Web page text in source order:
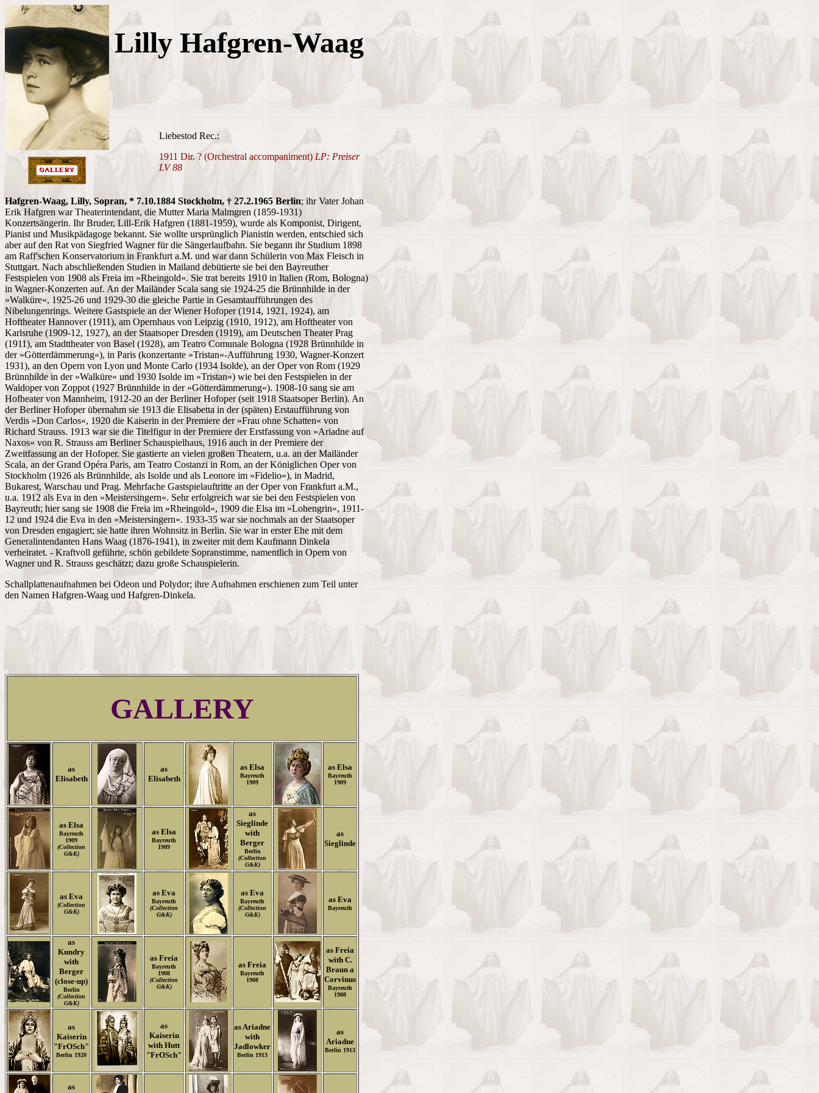
Lilly Hafgren-Waag
Liebestod Rec.:
1911 Dir. ? (Orchestral accompaniment) LP: Preiser
LV 88
Hafgren-Waag, Lilly, Sopran, * 7.10.1884 Stockholm, † 27.2.1965 Berlin; ihr Vater Johan
Erik Hafgren war Theaterintendant, die Mutter Maria Malmgren (1859-1931)
Konzertsängerin. Ihr Bruder, Lill-Erik Hafgren (1881-1959), wurde als Komponist, Dirigent,
Pianist und Musikpädagoge bekannt. Sie wollte ursprünglich Pianistin werden, entschied sich
aber auf den Rat von Siegfried Wagner für die Sängerlaufbahn. Sie begann ihr Studium 1898
am Raff'schen Konservatorium in Frankfurt a.M. und war dann Schülerin von Max Fleisch in
Stuttgart. Nach abschließenden Studien in Mailand debütierte sie bei den Bayreuther
Festspielen von 1908 als Freia im »Rheingold«. Sie trat bereits 1910 in Italien (Rom, Bologna)
in Wagner-Konzerten auf. An der Mailänder Scala sang sie 1924-25 die Brünnhilde in der
»Walküre«, 1925-26 und 1929-30 die gleiche Partie in Gesamtaufführungen des
Nibelungenrings. Weitere Gastspiele an der Wiener Hofoper (1914, 1921, 1924), am
Hoftheater Hannover (1911), am Opernhaus von Leipzig (1910, 1912), am Hoftheater von
Karlsruhe (1909-12, 1927), an der Staatsoper Dresden (1919), am Deutschen Theater Prag
(1911), am Stadttheater von Basel (1928), am Teatro Comunale Bologna (1928 Brünnhilde in
der »Götterdämmerung«), in Paris (konzertante »Tristan«-Aufführung 1930, Wagner-Konzert
1931), an den Opern von Lyon und Monte Carlo (1934 Isolde), an der Oper von Rom (1929
Brünnhilde in der »Walküre« und 1930 Isolde im »Tristan«) wie bei den Festspielen in der
Waldoper von Zoppot (1927 Brünnhilde in der »Götterdämmerung«). 1908-10 sang sie am
Hofheater von Mannheim, 1912-20 an der Berliner Hofoper (seit 1918 Staatsoper Berlin). An
der Berliner Hofoper übernahm sie 1913 die Elisabetta in der (späten) Erstaufführung von
Verdis »Don Carlos«, 1920 die Kaiserin in der Premiere der »Frau ohne Schatten« von
Richard Strauss. 1913 war sie die Titelfigur in der Premiere der Erstfassung von »Ariadne auf
Naxos« von R. Strauss am Berliner Schauspielhaus, 1916 auch in der Premiere der
Zweitfassung an der Hofoper. Sie gastierte an vielen großen Theatern, u.a. an der Mailänder
Scala, an der Grand Opéra Paris, am Teatro Costanzi in Rom, an der Königlichen Oper von
Stockholm (1926 als Brünnhilde, als Isolde und als Leonore im »Fidelio«), in Madrid,
Bukarest, Warschau und Prag. Mehrfache Gastspielauftritte an der Oper von Frankfurt a.M.,
u.a. 1912 als Eva in den »Meistersingern«. Sehr erfolgreich war sie bei den Festspielen von
Bayreuth; hier sang sie 1908 die Freia im »Rheingold«, 1909 die Elsa im »Lohengrin«, 1911-
12 und 1924 die Eva in den »Meistersingern«. 1933-35 war sie nochmals an der Staatsoper
von Dresden engagiert; sie hatte ihren Wohnsitz in Berlin. Sie war in erster Ehe mit dem
Generalintendanten Hans Waag (1876-1941), in zweiter mit dem Kaufmann Dinkela
verheiratet. - Kraftvoll geführte, schön gebildete Sopranstimme, namentlich in Opern von
Wagner und R. Strauss geschätzt; dazu große Schauspielerin.
Schallplattenaufnahmen bei Odeon und Polydor; ihre Aufnahmen erschienen zum Teil unter
den Namen Hafgren-Waag und Hafgren-Dinkela.
GALLERY
as
Elisabeth
as
Elisabeth
as Elsa
Bayreuth
1909
as Elsa
Bayreuth
1909
as Elsa
Bayreuth
1909
(Collection
G&K)
as Elsa
Bayreuth
1909
as
Sieglinde
with
Berger
Berlin
(Collection
G&K)
as
Sieglinde
as Eva
(Collection
G&K)
as Eva
Bayreuth
(Collection
G&K)
as Eva
Bayreuth
(Collection
G&K)
as Eva
Bayreuth
as
Kundry
with
Berger
(close-up)
Berlin
(Collection
G&K)
as Freia
Bayreuth
1908
(Collection
G&K)
as Freia
Bayreuth
1908
as Freia
with C.
Braun a
Corvinus
Bayreuth
1908
as
Kaiserin
"FrOSch"
Berlin 1920
as
Kaiserin
with Hutt
"FrOSch"
as Ariadne
with
Jadlowker
Berlin 1913
as
Ariadne
Berlin 1913
as